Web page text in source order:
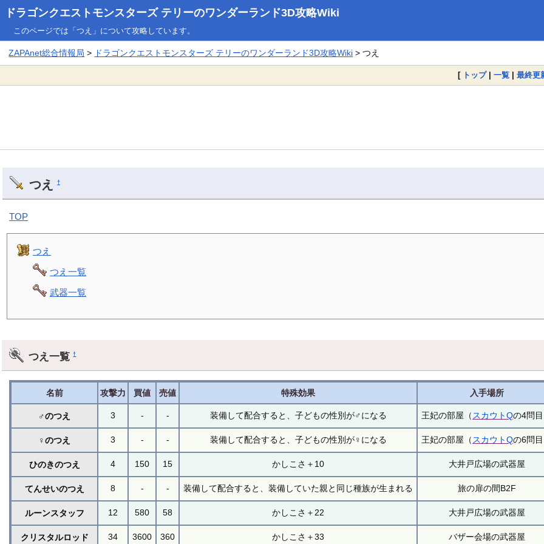
ドラゴンクエストモンスターズ テリーのワンダーランド3D攻略Wiki
このページでは「つえ」について攻略しています。
ZAPAnet総合情報局 > ドラゴンクエストモンスターズ テリーのワンダーランド3D攻略Wiki > つえ
[ トップ| 一覧 | 最終更
つえ †
TOP
つえ
つえ一覧
武器一覧
つえ一覧†
名前 攻撃力 買値 売値 特殊効果 入手場所
♂のつえ 3 - - 装備して配合すると、子どもの性別が♂になる 王妃の部屋（ スカウトQの4問目
♀のつえ 3 - - 装備して配合すると、子どもの性別が♀になる 王妃の部屋（ スカウトQの6問目
ひのきのつえ 4 150 15 かしこさ＋10 大井戸広場の武器屋
てんせいのつえ 8 - - 装備して配合すると、装備していた親と同じ種族が生まれる 旅の扉の間B2F
ルーンスタッフ 12 580 58 かしこさ＋22 大井戸広場の武器屋
クリスタルロッド 34 3600 360 かしこさ＋33 バザー会場の武器屋